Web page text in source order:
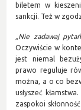
biletem w
sankcji. Też w
„Nie zadawaj
Oczywiście w
jest niemal
prawo reguluje
można, a o co
usłyszeć
zaspokoi